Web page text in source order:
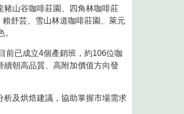
豬山谷咖啡莊園、四角林咖啡莊
舒芸、雪山林道咖啡莊園、萊元
前已成立4個產銷班，約106位咖
朝高品質、高附加價值方向發
及烘焙建議，協助掌握市場需求